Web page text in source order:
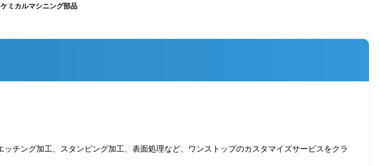
ミカルマシニング部品
チング加工、スタンピング加工、表面処理など、ワンストップのカスタマイズサービスをクラ